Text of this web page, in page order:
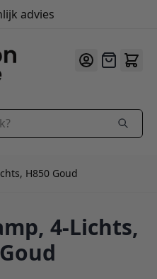
vanaf €50,-
9.9/10
Offerte
H850 Goud
4-Lichts,